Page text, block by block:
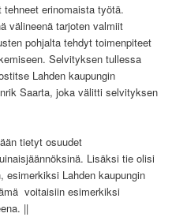
erinomaista työtä.
välineenä tarjoten valmiit
pohjalta tehdyt toimenpiteet
Selvityksen tullessa
Lahden kaupungin
Saarta, joka välitti selvityksen
tietyt osuudet
Lisäksi tie olisi
esimerkiksi Lahden kaupungin
voitaisiin esimerkiksi
||